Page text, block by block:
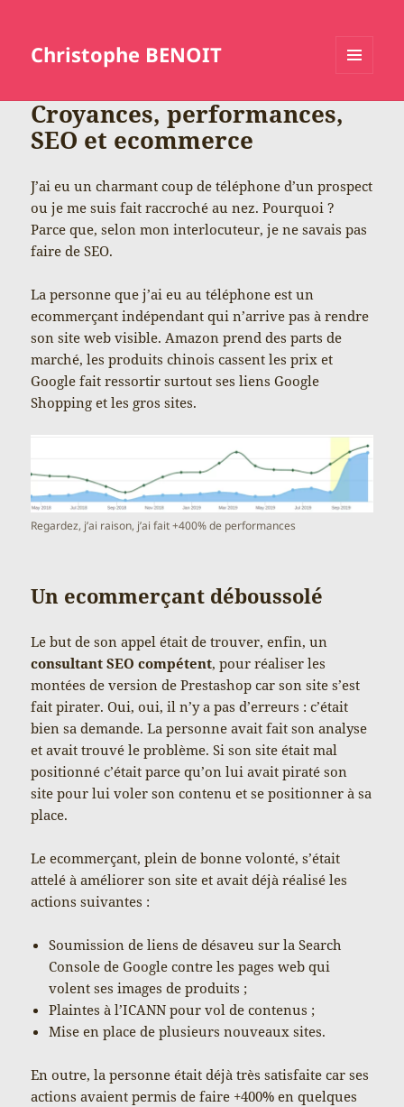
Christophe BENOIT
Croyances, performances,
SEO et ecommerce
J’ai eu un charmant coup de téléphone d’un prospect
ou je me suis fait raccroché au nez. Pourquoi ?
Parce que, selon mon interlocuteur, je ne savais pas
faire de SEO.
La personne que j’ai eu au téléphone est un
ecommerçant indépendant qui n’arrive pas à rendre
son site web visible. Amazon prend des parts de
marché, les produits chinois cassent les prix et
Google fait ressortir surtout ses liens Google
Shopping et les gros sites.
Regardez, j’ai raison, j’ai fait +400% de performances
Un ecommerçant déboussolé
Le but de son appel était de trouver, enfin, un
consultant SEO compétent, pour réaliser les
montées de version de Prestashop car son site s’est
fait pirater. Oui, oui, il n’y a pas d’erreurs : c’était
bien sa demande. La personne avait fait son analyse
et avait trouvé le problème. Si son site était mal
positionné c’était parce qu’on lui avait piraté son
site pour lui voler son contenu et se positionner à sa
place.
Le ecommerçant, plein de bonne volonté, s’était
attelé à améliorer son site et avait déjà réalisé les
actions suivantes :
Soumission de liens de désaveu sur la Search
Console de Google contre les pages web qui
volent ses images de produits ;
Plaintes à l’ICANN pour vol de contenus ;
Mise en place de plusieurs nouveaux sites.
En outre, la personne était déjà très satisfaite car ses
actions avaient permis de faire +400% en quelques